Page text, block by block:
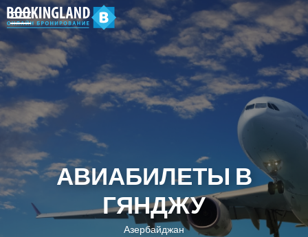
АВИАБИЛЕТЫ В
ГЯНДЖУ
Азербайджан